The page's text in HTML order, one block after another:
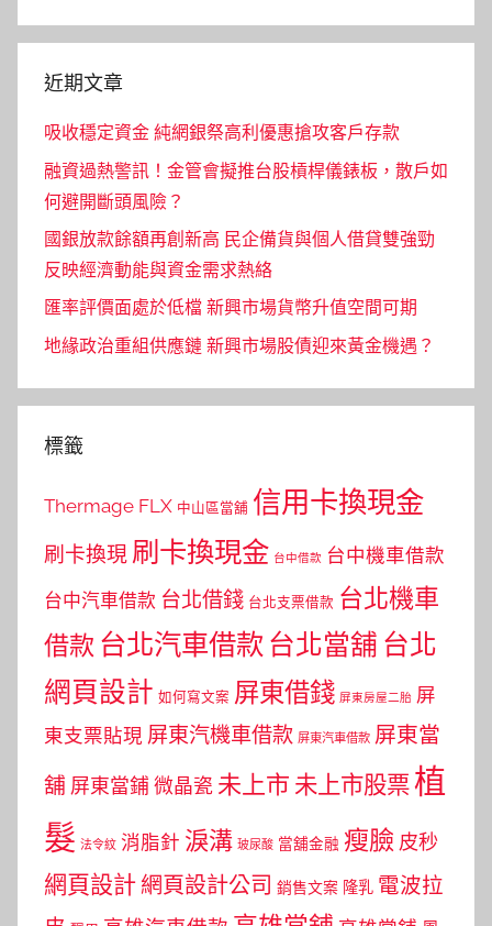
近期文章
吸收穩定資金 純網銀祭高利優惠搶攻客戶存款
融資過熱警訊！金管會擬推台股槓桿儀錶板，散戶如
何避開斷頭風險？
國銀放款餘額再創新高 民企備貨與個人借貸雙強勁
反映經濟動能與資金需求熱絡
匯率評價面處於低檔 新興市場貨幣升值空間可期
地緣政治重組供應鏈 新興市場股債迎來黃金機遇？
標籤
Thermage FLX 中山區當舖 信用卡換現金
刷卡換現 刷卡換現金 台中借款 台中機車借款
台中汽車借款 台北借錢 台北支票借款 台北機車
借款 台北汽車借款 台北當舖 台北
網頁設計 如何寫文案 屏東借錢 屏東房屋二胎 屏
東支票貼現 屏東汽機車借款 屏東汽車借款 屏東當
舖 屏東當鋪 微晶瓷 未上市 未上市股票植
髮 法令紋 消脂針 淚溝 玻尿酸 當舖金融 瘦臉 皮秒
網頁設計 網頁設計公司 銷售文案 隆乳 電波拉